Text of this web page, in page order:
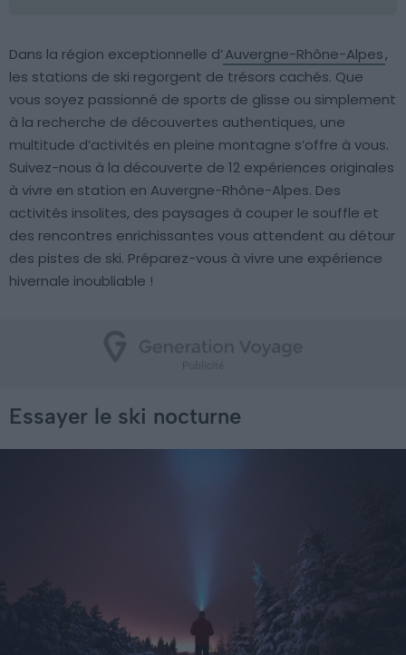
Dans la région exceptionnelle d’Auvergne-Rhône-Alpes,
les stations de ski regorgent de trésors cachés. Que
vous soyez passionné de sports de glisse ou simplement
à la recherche de découvertes authentiques, une
multitude d’activités en pleine montagne s’offre à vous.
Suivez-nous à la découverte de 12 expériences originales
à vivre en station en Auvergne-Rhône-Alpes. Des
activités insolites, des paysages à couper le souffle et
des rencontres enrichissantes vous attendent au détour
des pistes de ski. Préparez-vous à vivre une expérience
hivernale inoubliable !
Essayer le ski nocturne